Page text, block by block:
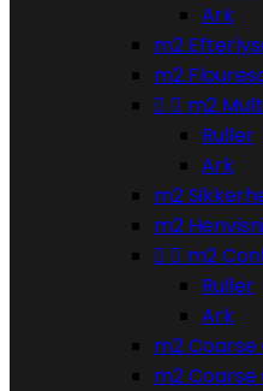
Ark
m2
m2
  m2
Ruller
Ark
m2
m2
  m2
Ruller
Ark
m2
m2